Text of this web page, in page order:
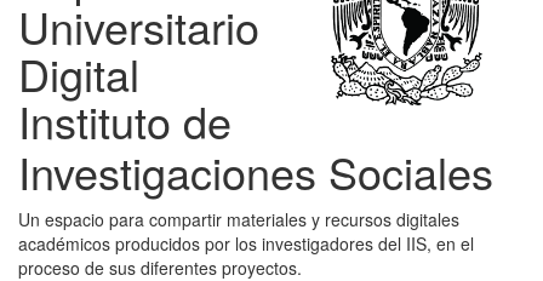
Universitario
Digital
Instituto de
Investigaciones Sociales
Un espacio para compartir materiales y recursos digitales
académicos producidos por los investigadores del IIS, en el
proceso de sus diferentes proyectos.